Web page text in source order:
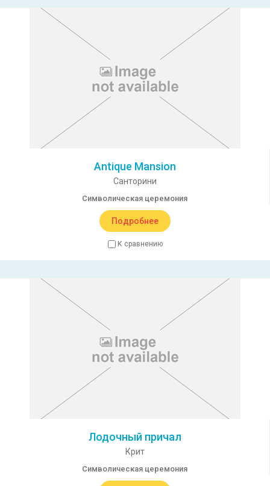
Antique Mansion
Санторини
Символическая церемония
Подробнее
К сравнению
Лодочный причал
Крит
Символическая церемония